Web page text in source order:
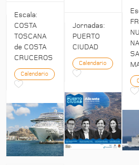
Escala:
COSTA
TOSCANA
de COSTA
CRUCEROS
Calendario
Jornadas:
PUERTO
CIUDAD
Calendario